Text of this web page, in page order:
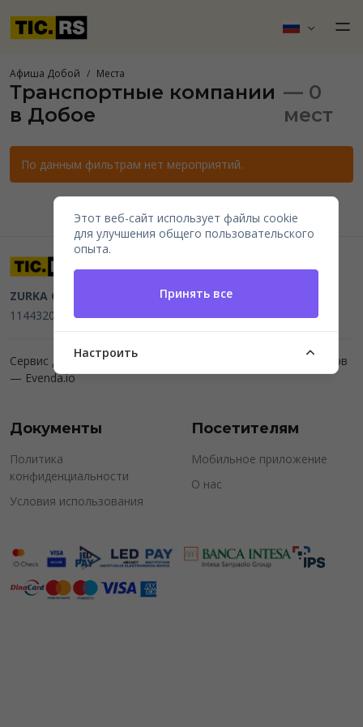
Афиша Добой Места
Транспортные компании
в Добое
— 0
мест
По данным фильтрам нет мероприятий.
ZURKA CE BITI DOO Beograd, Kraljice Natalije 11
114432064, MB 22023195,mail@tic.rs, +381 63 173 3142
Сервис для организаторов мероприятий и продажи билетов
— Evenda.io
Документы
Политика
конфиденциальности
Условия использования
Посетителям
Мобильное приложение
О нас
Этот веб-сайт использует файлы cookie
для улучшения общего пользовательского
опыта.
Принять все
Настроить